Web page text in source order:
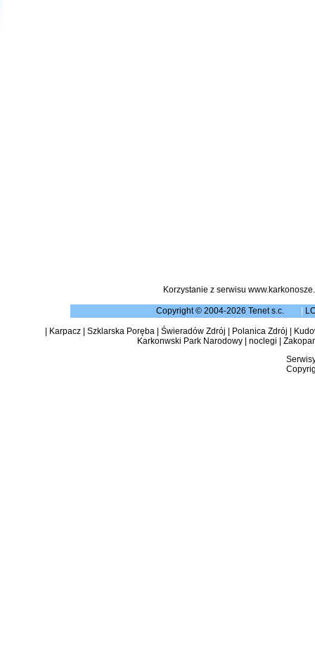
Korzystanie z serwisu
Copyright © 2004-2026 Tenet s.c.
Karpacz| Szklarska Poręba| Świeradów Zdrój Polanica Zdrój
Karkonwski Park Narodowy| noclegi